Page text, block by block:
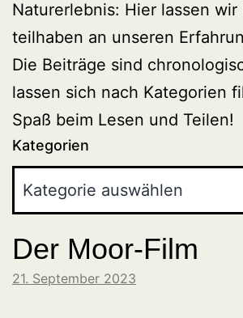
Naturerlebnis: Hier lassen wir
teilhaben an unseren
Die Beiträge sind
lassen sich nach Kategorien
Spaß beim Lesen und Teilen!
Kategorien
Der Moor-Film
21. September 2023